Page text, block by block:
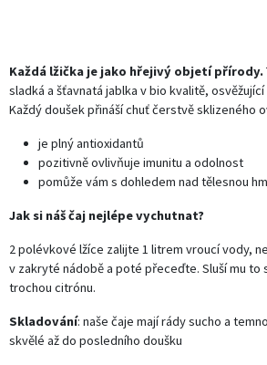
Každá lžička je jako hřejivý objetí přírody.
sladká a šťavnatá jablka v bio kvalitě,
Každý doušek přináší chuť čerstvě sklizeného
je plný antioxidantů
pozitivně ovlivňuje imunitu a odolnost
pomůže vám s dohledem nad tělesnou
Jak si náš čaj nejlépe vychutnat?
2 polévkové lžíce zalijte 1 litrem vroucí vody,
v zakryté nádobě a poté přeceďte. Sluší mu to
trochou citrónu.
Skladování: naše čaje mají rády sucho a
skvělé až do posledního doušku